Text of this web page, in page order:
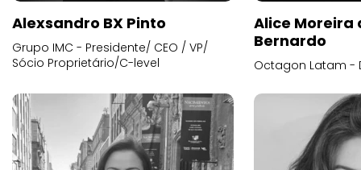
Alexsandro BX Pinto
Grupo IMC - Presidente/ CEO / VP/
Sócio Proprietário/C-level
Alice
Bernardo
Octagon Latam -